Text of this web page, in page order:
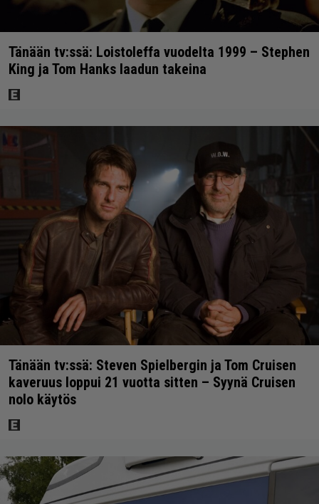
Tänään tv:ssä: Loistoleffa vuodelta 1999 – Stephen
King ja Tom Hanks laadun takeina
Tänään tv:ssä: Steven Spielbergin ja Tom Cruisen
kaveruus loppui 21 vuotta sitten – Syynä Cruisen
nolo käytös